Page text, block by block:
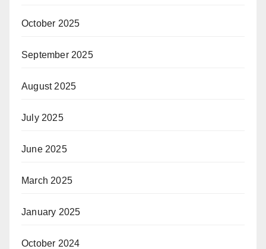
October 2025
September 2025
August 2025
July 2025
June 2025
March 2025
January 2025
October 2024